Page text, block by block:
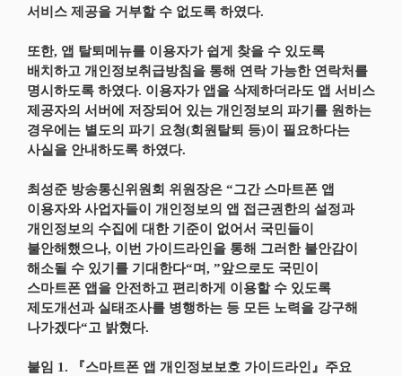
서비스 제공을 거부할 수 없도록 하였다.
또한, 앱 탈퇴메뉴를 이용자가 쉽게 찾을 수 있도록
배치하고 개인정보취급방침을 통해 연락 가능한 연락처를
명시하도록 하였다. 이용자가 앱을 삭제하더라도 앱 서비스
제공자의 서버에 저장되어 있는 개인정보의 파기를 원하는
경우에는 별도의 파기 요청(회원탈퇴 등)이 필요하다는
사실을 안내하도록 하였다.
최성준 방송통신위원회 위원장은 “그간 스마트폰 앱
이용자와 사업자들이 개인정보의 앱 접근권한의 설정과
개인정보의 수집에 대한 기준이 없어서 국민들이
불안해했으나, 이번 가이드라인을 통해 그러한 불안감이
해소될 수 있기를 기대한다“며, ”앞으로도 국민이
스마트폰 앱을 안전하고 편리하게 이용할 수 있도록
제도개선과 실태조사를 병행하는 등 모든 노력을 강구해
나가겠다“고 밝혔다.
붙임 1. 『스마트폰 앱 개인정보보호 가이드라인』주요